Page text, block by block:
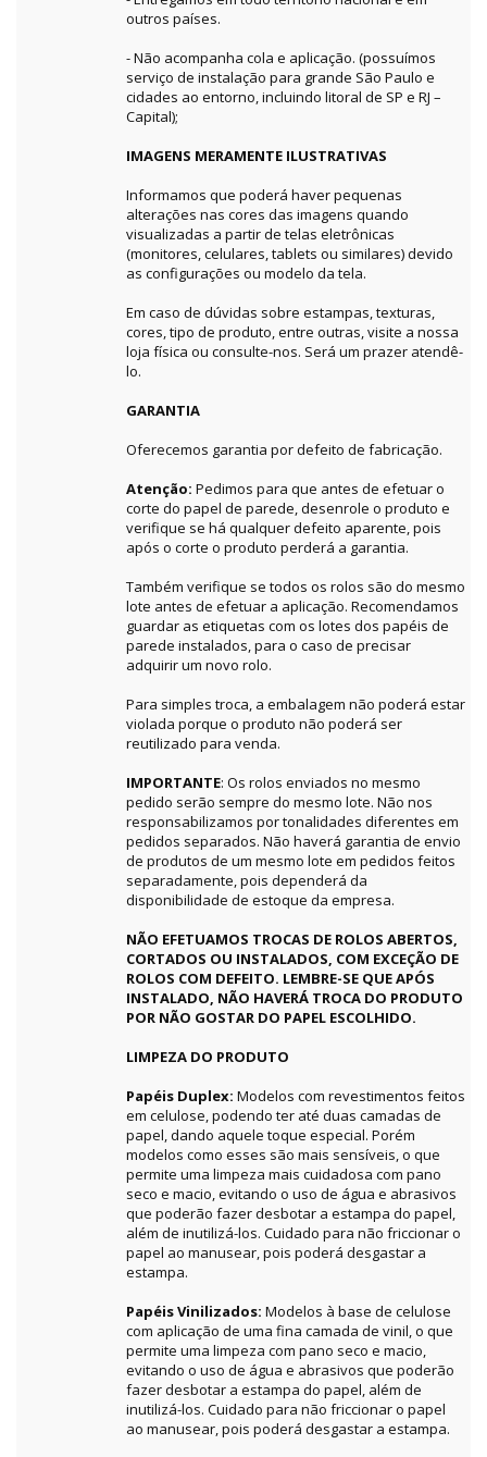
outros países.
- Não acompanha cola e aplicação. (possuímos
serviço de instalação para grande São Paulo e
cidades ao entorno, incluindo litoral de SP e RJ –
Capital);
IMAGENS MERAMENTE ILUSTRATIVAS
Informamos que poderá haver pequenas
alterações nas cores das imagens quando
visualizadas a partir de telas eletrônicas
(monitores, celulares, tablets ou similares) devido
as configurações ou modelo da tela.
Em caso de dúvidas sobre estampas, texturas,
cores, tipo de produto, entre outras, visite a nossa
loja física ou consulte-nos. Será um prazer atendê-
lo.
GARANTIA
Oferecemos garantia por defeito de fabricação.
Atenção: Pedimos para que antes de efetuar o
corte do papel de parede, desenrole o produto e
verifique se há qualquer defeito aparente, pois
após o corte o produto perderá a garantia.
Também verifique se todos os rolos são do mesmo
lote antes de efetuar a aplicação. Recomendamos
guardar as etiquetas com os lotes dos papéis de
parede instalados, para o caso de precisar
adquirir um novo rolo.
Para simples troca, a embalagem não poderá estar
violada porque o produto não poderá ser
reutilizado para venda.
IMPORTANTE: Os rolos enviados no mesmo
pedido serão sempre do mesmo lote. Não nos
responsabilizamos por tonalidades diferentes em
pedidos separados. Não haverá garantia de envio
de produtos de um mesmo lote em pedidos feitos
separadamente, pois dependerá da
disponibilidade de estoque da empresa.
NÃO EFETUAMOS TROCAS DE ROLOS ABERTOS,
CORTADOS OU INSTALADOS, COM EXCEÇÃO DE
ROLOS COM DEFEITO. LEMBRE-SE QUE APÓS
INSTALADO, NÃO HAVERÁ TROCA DO PRODUTO
POR NÃO GOSTAR DO PAPEL ESCOLHIDO.
LIMPEZA DO PRODUTO
Papéis Duplex: Modelos com revestimentos feitos
em celulose, podendo ter até duas camadas de
papel, dando aquele toque especial. Porém
modelos como esses são mais sensíveis, o que
permite uma limpeza mais cuidadosa com pano
seco e macio, evitando o uso de água e abrasivos
que poderão fazer desbotar a estampa do papel,
além de inutilizá-los. Cuidado para não friccionar o
papel ao manusear, pois poderá desgastar a
estampa.
Papéis Vinilizados: Modelos à base de celulose
com aplicação de uma fina camada de vinil, o que
permite uma limpeza com pano seco e macio,
evitando o uso de água e abrasivos que poderão
fazer desbotar a estampa do papel, além de
inutilizá-los. Cuidado para não friccionar o papel
ao manusear, pois poderá desgastar a estampa.